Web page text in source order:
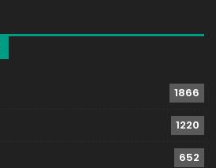
1866
1220
652